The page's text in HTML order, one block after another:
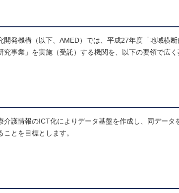
開発機構（以下、AMED）では、平成27年度「地域横
事業」を実施（受託）する機関を、以下の要領で広く
介護情報のICT化によりデータ基盤を作成し、同デー
とを目標とします。